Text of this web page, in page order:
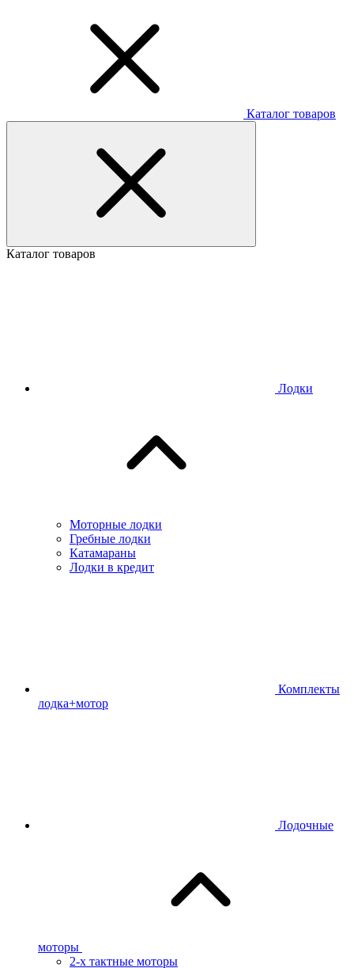
Каталог товаров
Каталог товаров
Лодки
Моторные лодки
Гребные лодки
Катамараны
Лодки в кредит
Комплекты
лодка+мотор
Лодочные
моторы
2-х тактные моторы